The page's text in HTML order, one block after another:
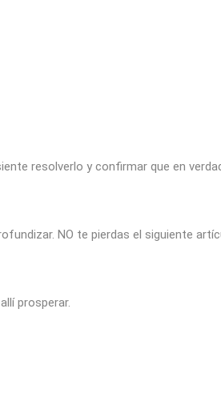
resolverlo y confirmar que en
NO te pierdas el siguiente
prosperar.